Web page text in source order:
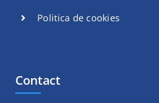
Politica de cookies
Contact